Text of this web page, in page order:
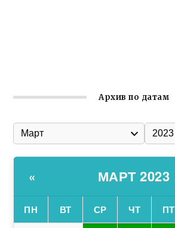
Архив по датам
« МАРТ 2023
ПН ВТ СР ЧТ ПТ